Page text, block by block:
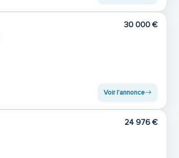
30 000 €
Voir l'annonce
24 976 €